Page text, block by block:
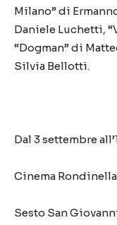
Milano” di
Daniele Luchetti,
“Dogman” di
Silvia Bellotti.
Dal 3 settembre
Cinema Rondinella
Sesto San